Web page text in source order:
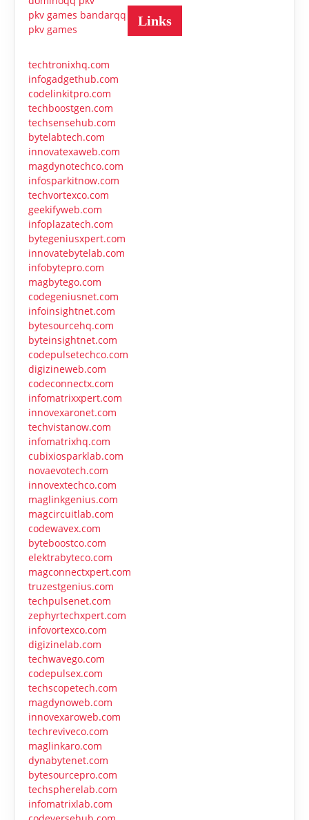
pkv games bandarqq
pkv games
Links
techtronixhq.com
infogadgethub.com
codelinkitpro.com
techboostgen.com
techsensehub.com
bytelabtech.com
innovatexaweb.com
magdynotechco.com
infosparkitnow.com
techvortexco.com
geekifyweb.com
infoplazatech.com
bytegeniusxpert.com
innovatebytelab.com
infobytepro.com
magbytego.com
codegeniusnet.com
infoinsightnet.com
bytesourcehq.com
byteinsightnet.com
codepulsetechco.com
digizineweb.com
codeconnectx.com
infomatrixxpert.com
innovexaronet.com
techvistanow.com
infomatrixhq.com
cubixiosparklab.com
novaevotech.com
innovextechco.com
maglinkgenius.com
magcircuitlab.com
codewavex.com
byteboostco.com
elektrabyteco.com
magconnectxpert.com
truzestgenius.com
techpulsenet.com
zephyrtechxpert.com
infovortexco.com
digizinelab.com
techwavego.com
codepulsex.com
techscopetech.com
magdynoweb.com
innovexaroweb.com
techreviveco.com
maglinkaro.com
dynabytenet.com
bytesourcepro.com
techspherelab.com
infomatrixlab.com